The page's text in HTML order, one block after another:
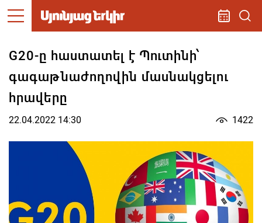
G20-ը հաստատել է Պուտինի՝
գագաթնաժողովին մասնակցելու
հրավերը
22.04.2022 14:30 1422